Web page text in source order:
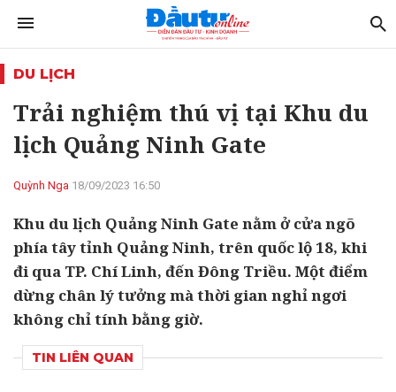
DU LỊCH
Trải nghiệm thú vị tại Khu du
lịch Quảng Ninh Gate
Quỳnh Nga 18/09/2023 16:50
Khu du lịch Quảng Ninh Gate nằm ở cửa ngõ
phía tây tỉnh Quảng Ninh, trên quốc lộ 18, khi
đi qua TP. Chí Linh, đến Đông Triều. Một điểm
dừng chân lý tưởng mà thời gian nghỉ ngơi
không chỉ tính bằng giờ.
TIN LIÊN QUAN